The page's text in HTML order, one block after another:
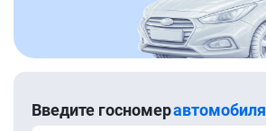
Введите госномеравтомобиля